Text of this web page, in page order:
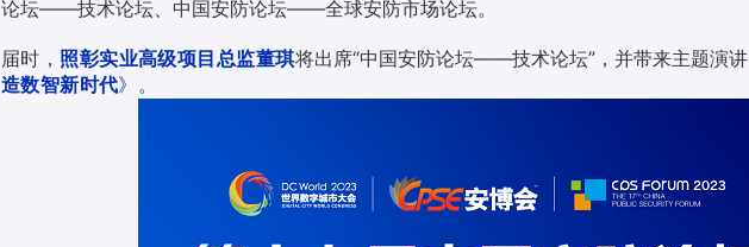
论坛——技术论坛、中国安防论坛——全球安防市场论坛。
届时， 照彰实业高级项目总监董琪将出席“中国安防论坛——技术论坛”，并带来主题演讲
造数智新时代》 。